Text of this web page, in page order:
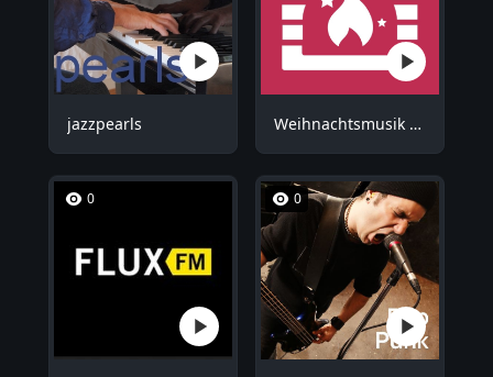
jazzpearls Weihnachtsmusik - Kuschel Weihnachten
0 0